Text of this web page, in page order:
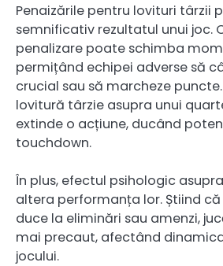
Penaizările pentru lovituri târzii
semnificativ rezultatul unui joc.
penalizare poate schimba
permițând echipei adverse să
crucial sau să marcheze
lovitură târzie asupra unui
extinde o acțiune, ducând
touchdown.
În plus, efectul psihologic
altera performanța lor. Știind
duce la eliminări sau amenzi,
mai precaut, afectând
jocului.